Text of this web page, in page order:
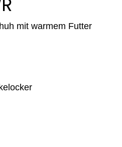
mit warmem Futter